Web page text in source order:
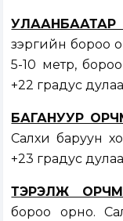
зэргийн бороо
5-10 метр,
+22 градус
БАГАНУУР
Салхи баруун
+23 градус
ТЭРЭЛЖ
бороо орно.